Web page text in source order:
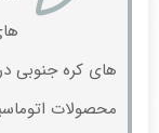
های کره جنوبی
محصولات اتوماسیون